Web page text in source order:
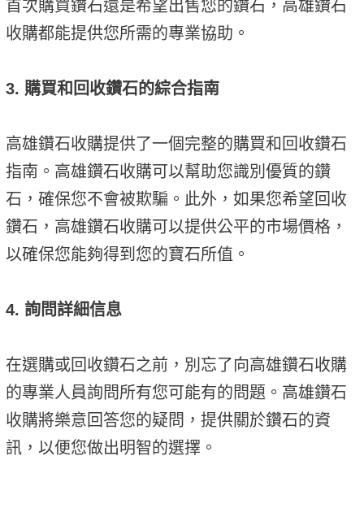
首次購買鑽石還是希望出售您的鑽石，高雄鑽石
收購都能提供您所需的專業協助。
3. 購買和回收鑽石的綜合指南
高雄鑽石收購提供了一個完整的購買和回收鑽石
指南。高雄鑽石收購可以幫助您識別優質的鑽
石，確保您不會被欺騙。此外，如果您希望回收
鑽石，高雄鑽石收購可以提供公平的市場價格，
以確保您能夠得到您的寶石所值。
4. 詢問詳細信息
在選購或回收鑽石之前，別忘了向高雄鑽石收購
的專業人員詢問所有您可能有的問題。高雄鑽石
收購將樂意回答您的疑問，提供關於鑽石的資
訊，以便您做出明智的選擇。